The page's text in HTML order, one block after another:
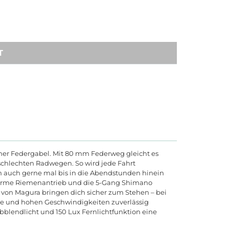
Federgabel. Mit 80 mm Federweg gleicht es
Radwegen. So wird jede Fahrt
auch gerne mal bis in die Abendstunden hinein
Riemenantrieb und die 5-Gang Shimano
Magura bringen dich sicher zum Stehen – bei
und hohen Geschwindigkeiten zuverlässig
und 150 Lux Fernlichtfunktion eine